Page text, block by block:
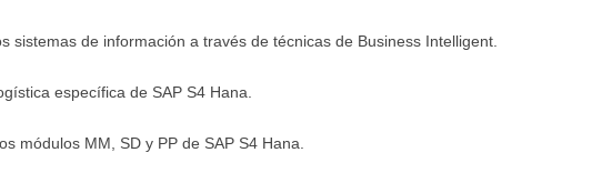
sistemas de información a través de técnicas de Business Intelligent.
específica de SAP S4 Hana.
módulos MM, SD y PP de SAP S4 Hana.